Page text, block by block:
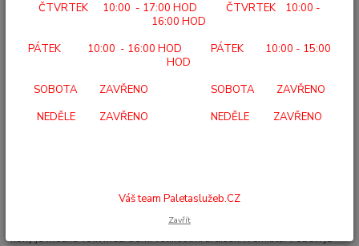
příčně plochou nohu. Povrch je překryt usní a spodní strana je opatřena
celoplošnou samolepicí fólií. S ohledem na stupeň plochosti a velikosti
nohy je možno volit mezi třemi velikostmi srdíček. K umístěí v obuvi je
ČTVRTEK 10:00 - 17:00 HOD ČTVRTEK 10:00 -
16:00 HOD
PÁTEK 10:00 - 16:00 HOD PÁTEK 10:00 - 15:00
HOD
SOBOTA ZAVŘENO SOBOTA ZAVŘENO
NEDĚLE ZAVŘENO NEDĚLE ZAVŘENO
Váš team Paletaslužeb.CZ
Zavřít